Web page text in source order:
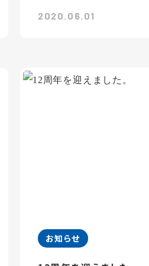
2020.06.01
お知らせ